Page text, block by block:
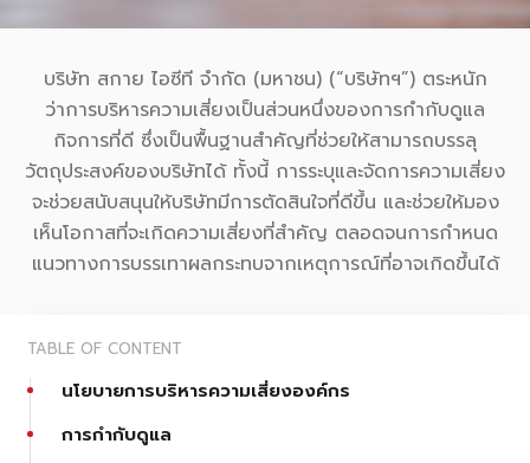
บริษัท สกาย ไอซีที จำกัด (มหาชน) (“บริษัทฯ”) ตระหนัก
ว่าการบริหารความเสี่ยงเป็นส่วนหนึ่งของการกำกับดูแล
กิจการที่ดี ซึ่งเป็นพื้นฐานสำคัญที่ช่วยให้สามารถบรรลุ
วัตถุประสงค์ของบริษัทได้ ทั้งนี้ การระบุและจัดการความเสี่ยง
จะช่วยสนับสนุนให้บริษัทมีการตัดสินใจที่ดีขึ้น และช่วยให้มอง
เห็นโอกาสที่จะเกิดความเสี่ยงที่สำคัญ ตลอดจนการกำหนด
แนวทางการบรรเทาผลกระทบจากเหตุการณ์ที่อาจเกิดขึ้นได้
TABLE OF CONTENT
นโยบายการบริหารความเสี่ยงองค์กร
การกำกับดูแล